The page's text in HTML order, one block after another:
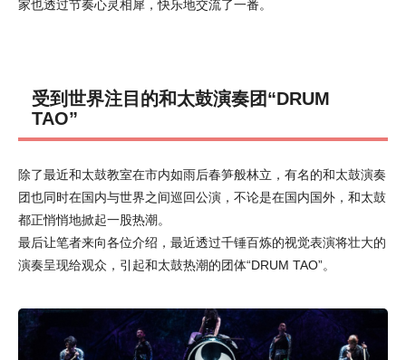
家也透过节奏心灵相犀，快乐地交流了一番。
受到世界注目的和太鼓演奏团“DRUM
TAO”
除了最近和太鼓教室在市内如雨后春笋般林立，有名的和太鼓演奏
团也同时在国内与世界之间巡回公演，不论是在国内国外，和太鼓
都正悄悄地掀起一股热潮。
最后让笔者来向各位介绍，最近透过千锤百炼的视觉表演将壮大的
演奏呈现给观众，引起和太鼓热潮的团体“DRUM TAO”。